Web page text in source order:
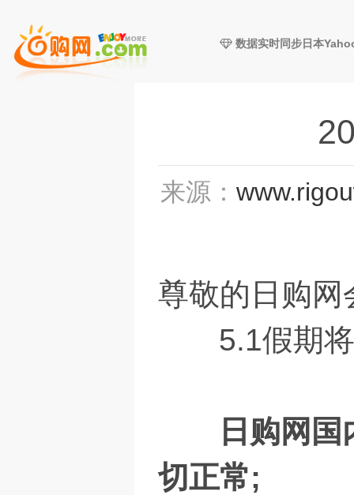
数据实时同步日本
来源：
尊敬的日购网
5.1假期将
日购网
切正常;